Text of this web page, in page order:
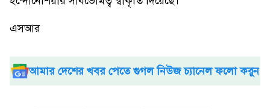
এসআর
আমার দেশের খবর পেতে গুগল নিউজ চ্যানেল ফলো করুন